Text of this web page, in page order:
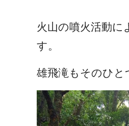
火山の噴火活動
す。
雄飛滝もそのひと